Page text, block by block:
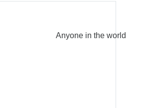
Anyone in the world